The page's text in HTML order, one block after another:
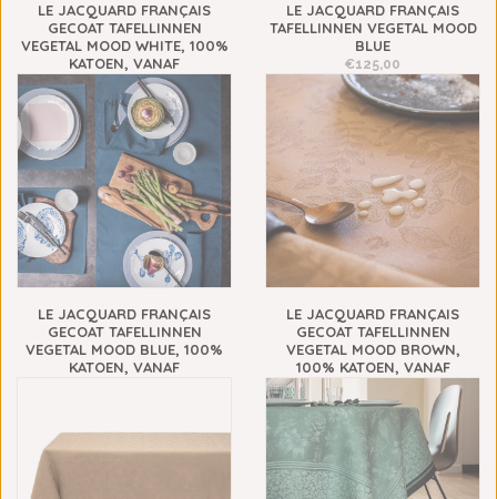
LE JACQUARD FRANÇAIS
GECOAT TAFELLINNEN
VEGETAL MOOD WHITE, 100%
KATOEN, VANAF
€149,00
LE JACQUARD FRANÇAIS
TAFELLINNEN VEGETAL MOOD
BLUE
€125,00
LE JACQUARD FRANÇAIS
GECOAT TAFELLINNEN
VEGETAL MOOD BLUE, 100%
KATOEN, VANAF
LE JACQUARD FRANÇAIS
GECOAT TAFELLINNEN
VEGETAL MOOD BROWN,
100% KATOEN, VANAF